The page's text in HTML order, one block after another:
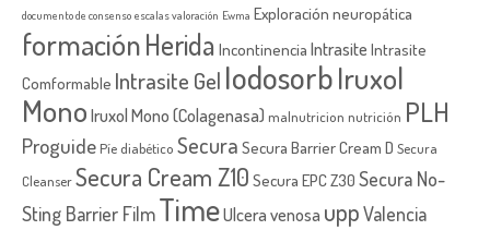
documento de consenso escalas valoración Ewma Exploración neuropática
formaciónHerida Incontinencia Intrasite Intrasite
Comformable Intrasite Gel IodosorbIruxol
MonoIruxol Mono (Colagenasa) malnutricion nutrición PLH
Proguide Píe diabético Secura Secura Barrier Cream D Secura
CleanserSecura Cream Z10 Secura EPC Z30 Secura No-
Sting Barrier FilmTimeUlcera venosa uppValencia